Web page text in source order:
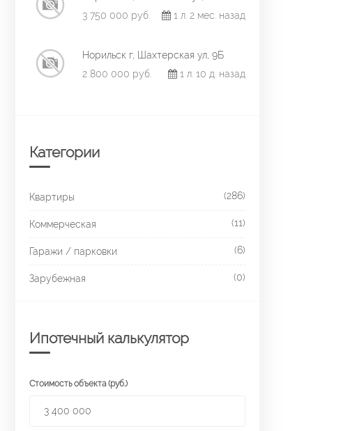
3 750 000 руб.
1 л. 2 мес. назад
Норильск г, Шахтерская ул, 9Б
2 800 000 руб.
1 л. 10 д. назад
Категории
Квартиры (286)
Коммерческая (11)
Гаражи / парковки (6)
Зарубежная (0)
Ипотечный калькулятор
Стоимость объекта (руб.)